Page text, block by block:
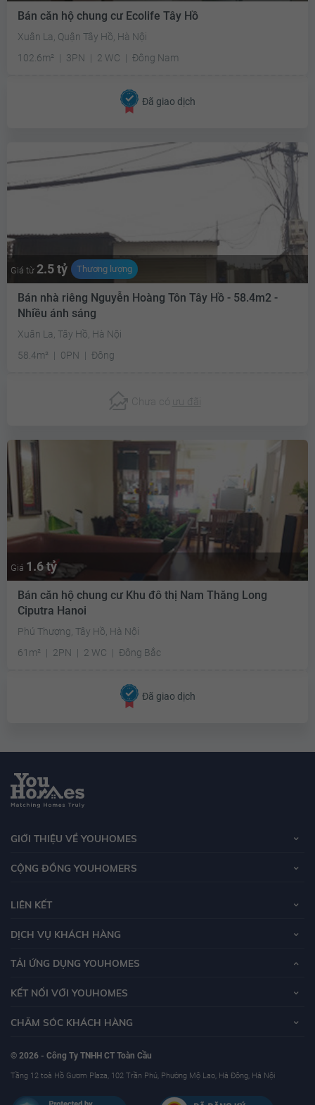
Bán căn hộ chung cư Ecolife Tây Hồ
Xuân La, Quận Tây Hồ, Hà Nội
102.6m²
3PN 2 WC Đông Nam
Đã giao dịch
Giá từ 2.5 tỷ Thương lượng
Bán nhà riêng Nguyễn Hoàng Tôn Tây Hồ - 58.4m2 -
Nhiều ánh sáng
Xuân La, Tây Hồ, Hà Nội
58.4m²
0PN Đông
Chưa có ưu đãi
Giá 1.6 tỷ
Bán căn hộ chung cư Khu đô thị Nam Thăng Long
Ciputra Hanoi
Phú Thượng, Tây Hồ, Hà Nội
61m²
2PN 2 WC Đông Bắc
Đã giao dịch
GIỚI THIỆU VỀ YOUHOMES
CỘNG ĐỒNG YOUHOMERS
LIÊN KẾT
DỊCH VỤ KHÁCH HÀNG
TẢI ỨNG DỤNG YOUHOMES
KẾT NỐI VỚI YOUHOMES
CHĂM SÓC KHÁCH HÀNG
© 2026 - Công Ty TNHH CT Toàn Cầu
Tầng 12 toà Hồ Gươm Plaza, 102 Trần Phú, Phường Mộ Lao, Hà Đông, Hà Nội